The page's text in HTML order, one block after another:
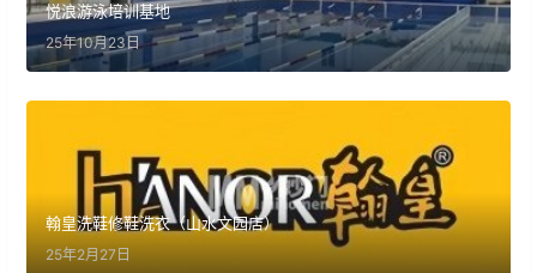
悦浪游泳培训基地
25年10月23日
翰皇洗鞋修鞋洗衣（山水文园店）
25年2月27日